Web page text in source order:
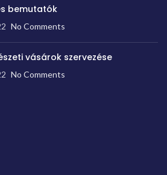
bemutatók
No Comments
vásárok szervezése
No Comments